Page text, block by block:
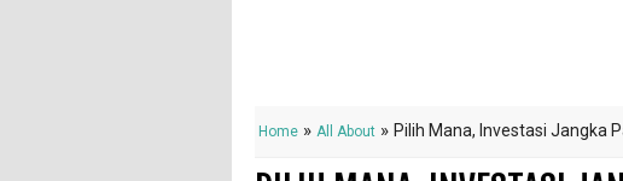
Home » All About »Pilih Mana, Investasi Jangka